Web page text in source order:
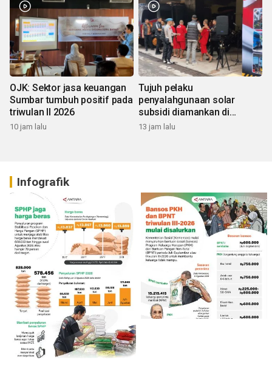
OJK: Sektor jasa keuangan
Sumbar tumbuh positif pada
triwulan II 2026
10 jam lalu
Tujuh pelaku
penyalahgunaan solar
subsidi diamankan di
Sumbar
13 jam lalu
Infografik